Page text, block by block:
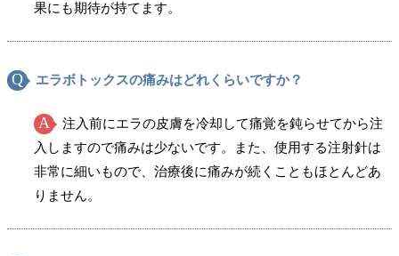
果にも期待が持てます。
エラボトックスの痛みはどれくらいですか？
注入前にエラの皮膚を冷却して痛覚を鈍らせてから注
入しますので痛みは少ないです。また、使用する注射針は
非常に細いもので、治療後に痛みが続くこともほとんどあ
りません。